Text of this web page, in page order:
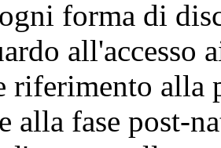
forma di
riferimento alla
alla fase post-